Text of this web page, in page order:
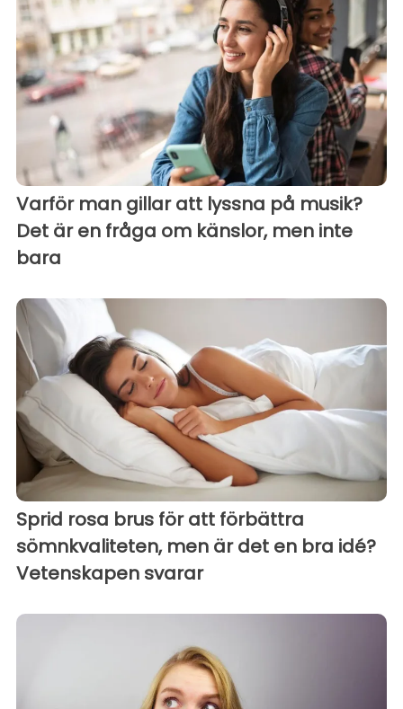
Varför man gillar att lyssna på musik?
Det är en fråga om känslor, men inte
bara
Sprid rosa brus för att förbättra
sömnkvaliteten, men är det en bra idé?
Vetenskapen svarar